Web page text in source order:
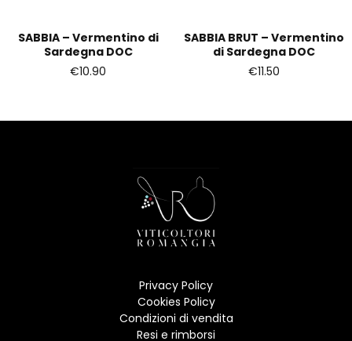
SABBIA – Vermentino di
Sardegna DOC
€10.90
SABBIA BRUT – Vermentino
di Sardegna DOC
€11.50
Privacy Policy
Cookies Policy
Condizioni di vendita
Resi e rimborsi